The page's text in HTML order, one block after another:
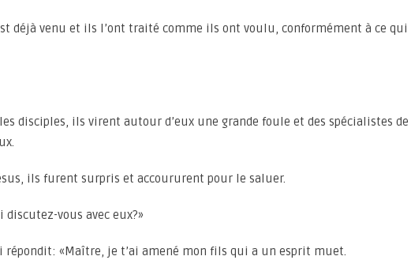
déjà venu et ils l’ont traité comme ils ont voulu, conformément à ce qui
disciples, ils virent autour d’eux une grande foule et des spécialistes de
ils furent surpris et accoururent pour le saluer.
vous avec eux?»
répondit: «Maître, je t’ai amené mon fils qui a un esprit muet.